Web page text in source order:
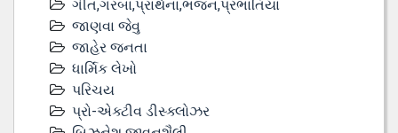
ગીત,ગરબા,પ્રાર્થના,ભજન,પ્રભાતિયા
જાણવા જેવુ
જાહેર જનતા
ધાર્મિક લેખો
પરિચય
પ્રો-એક્ટીવ ડીસ્‍ક્લોઝર